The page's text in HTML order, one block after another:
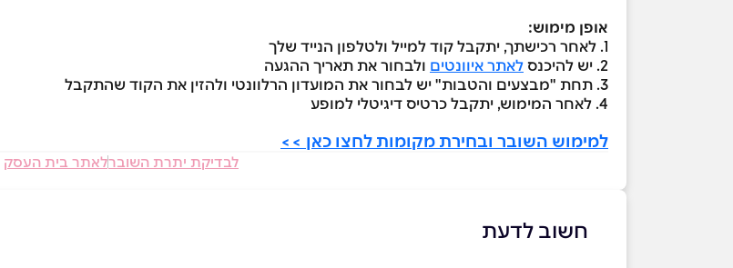
אופן מימוש:
1. לאחר רכישתך, יתקבל קוד למייל ולטלפון הנייד שלך
2. יש להיכנס
לאתר איוונטים ולבחור את תאריך ההגעה
3. תחת "מבצעים והטבות" יש לבחור את המועדון הרלוונטי ולהזין את הקוד שהתקבל
4. לאחר המימוש, יתקבל כרטיס דיגיטלי למופע
למימוש השובר ובחירת מקומות לחצו כאן >>
לבדיקת יתרת השוברלאתר בית העסק
חשוב לדעת